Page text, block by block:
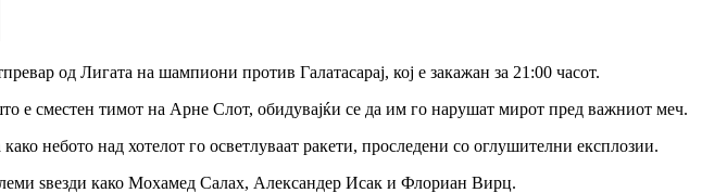
од Лигата на шампиони против Галатасарај, кој е закажан за 21:00 часот.
е сместен тимот на Арне Слот, обидувајќи се да им го нарушат мирот пред важниот меч.
небото над хотелот го осветлуваат ракети, проследени со оглушителни експлозии.
ѕвезди како Мохамед Салах, Александер Исак и Флориан Вирц.